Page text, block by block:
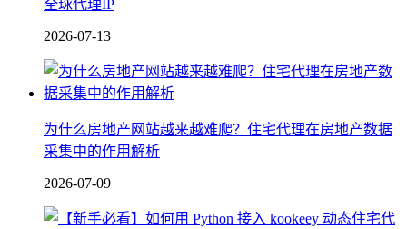
全球代理IP
2026-07-13
为什么房地产网站越来越难爬？住宅代理在房地产数据
采集中的作用解析
2026-07-09